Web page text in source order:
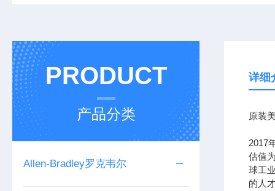
PRODUCT
产品分类
Allen-Bradley罗克韦尔
详细
原装
2017
估值
球工
的人